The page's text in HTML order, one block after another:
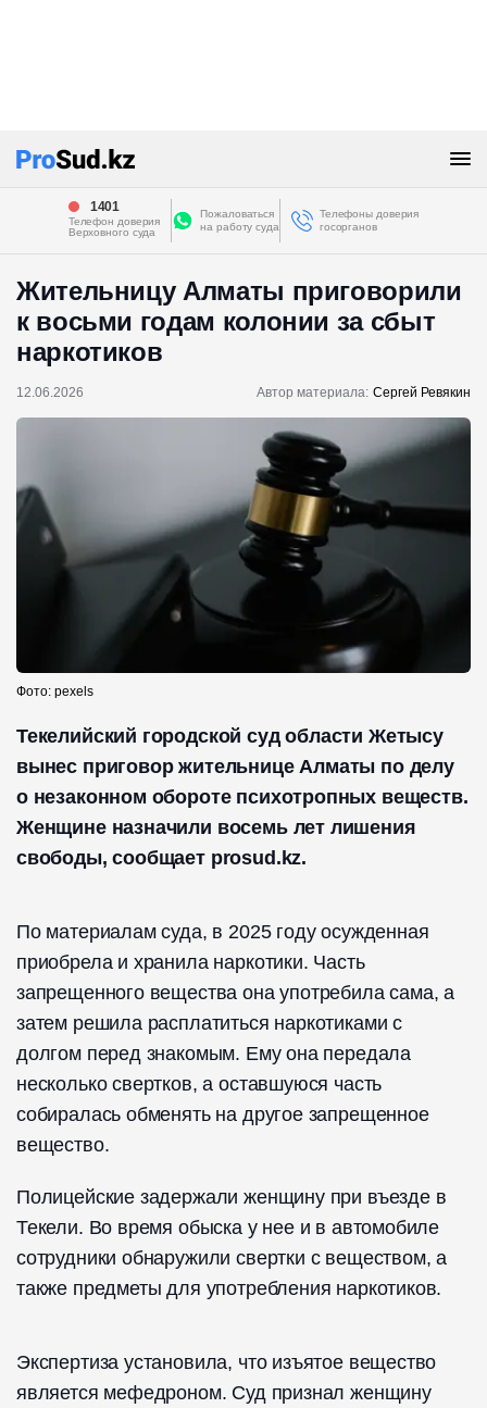
1401
Телефон доверия
Верховного суда
Пожаловаться
на работу суда
Телефоны доверия
госорганов
Жительницу Алматы приговорили
к восьми годам колонии за сбыт
наркотиков
12.06.2026 Автор материала: Сергей Ревякин
Фото: pexels
Текелийский городской суд области Жетысу
вынес приговор жительнице Алматы по делу
о незаконном обороте психотропных веществ.
Женщине назначили восемь лет лишения
свободы, сообщает prosud.kz.
По материалам суда, в 2025 году осужденная
приобрела и хранила наркотики. Часть
запрещенного вещества она употребила сама, а
затем решила расплатиться наркотиками с
долгом перед знакомым. Ему она передала
несколько свертков, а оставшуюся часть
собиралась обменять на другое запрещенное
вещество.
Полицейские задержали женщину при въезде в
Текели. Во время обыска у нее и в автомобиле
сотрудники обнаружили свертки с веществом, а
также предметы для употребления наркотиков.
Экспертиза установила, что изъятое вещество
является мефедроном. Суд признал женщину